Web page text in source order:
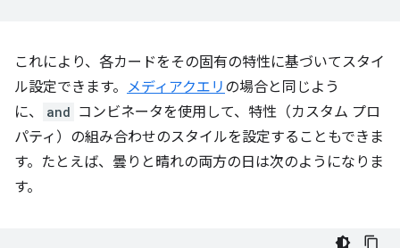
これにより、各カードをその固有の特性に基づいてスタイ
ル設定できます。 メディアクエリ の場合と同じよう
に、
and コンビネータを使用して、特性（カスタム プロ
パティ）の組み合わせのスタイルを設定することもできま
す。たとえば、曇りと晴れの両方の日は次のようになりま
す。